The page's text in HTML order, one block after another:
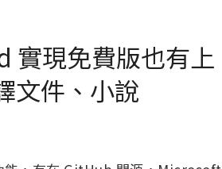
實現免費版也有上
文件、小說